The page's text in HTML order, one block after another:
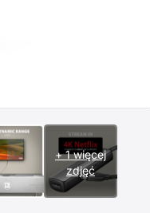
+ 1 więcej
zdjęć